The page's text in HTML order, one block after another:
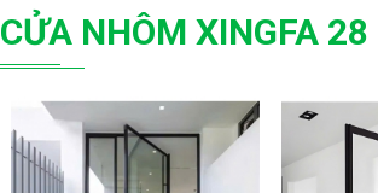
CỬA NHÔM XINGFA 28